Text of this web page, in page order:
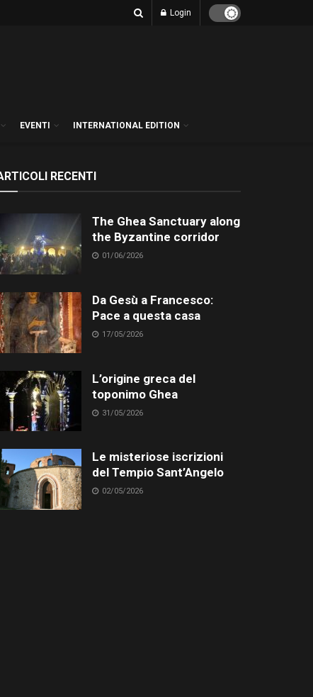
Login
EVENTI INTERNATIONAL EDITION
RECENTI
The Ghea Sanctuary along
the Byzantine corridor
01/06/2026
Da Gesù a Francesco:
Pace a questa casa
17/05/2026
L’origine greca del
toponimo Ghea
31/05/2026
Le misteriose iscrizioni
del Tempio Sant’Angelo
02/05/2026